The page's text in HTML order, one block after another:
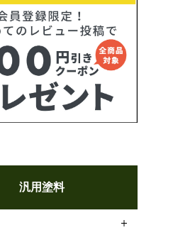
汎用塗料